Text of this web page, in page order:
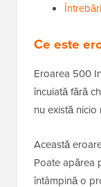
Ce este
Eroarea 500
încuiată fără
nu există
Această
Poate apărea
întâmpină o